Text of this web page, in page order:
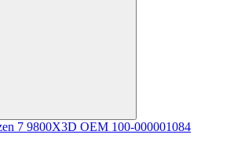
7 9800X3D OEM 100-000001084